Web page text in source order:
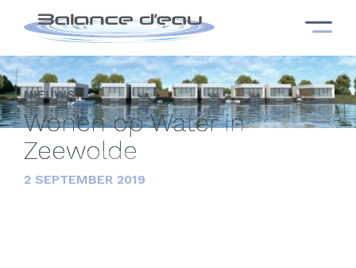
NIEUWS
Wonen op Water in
Zeewolde
2 SEPTEMBER 2019